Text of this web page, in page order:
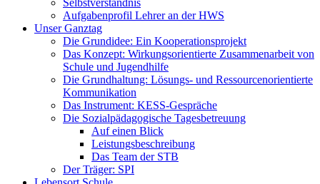
Selbst­ver­ständ­nis
Aufgabenprofil Lehrer an der HWS
Unser Ganztag
Die Grundidee: Ein Kooperationsprojekt
Das Konzept: Wirkungsorientierte Zusammenarbeit von
Schule und Jugendhilfe
Die Grundhaltung: Lösungs- und Ressourcenorientierte
Kommunikation
Das Instrument: KESS-Gespräche
Die Sozialpädagogische Tagesbetreuung
Auf einen Blick
Leistungsbeschreibung
Das Team der STB
Der Träger: SPI